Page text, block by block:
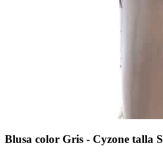
Blusa color Gris - Cyzone talla S